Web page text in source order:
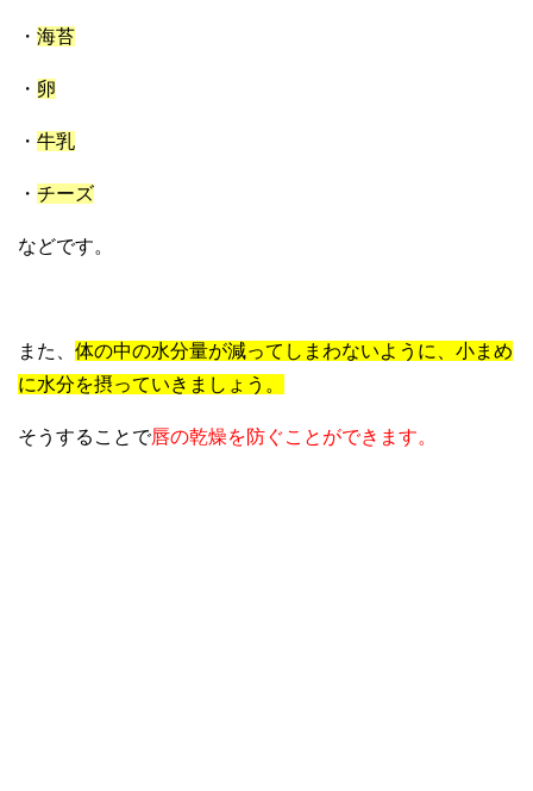
・ 海苔
・ 卵
・ 牛乳
・ チーズ
などです。
また、 体の中の水分量が減ってしまわないように、小まめ
に水分を摂っていきましょう。
そうすることで唇の乾燥を防ぐことができます。